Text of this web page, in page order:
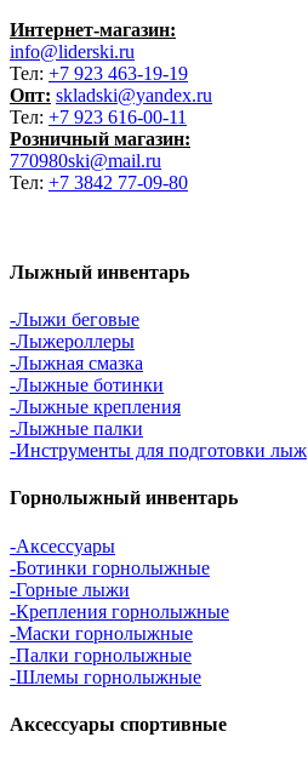
Интернет-магазин:
info@liderski.ru
Тел: +7 923 463-19-19
Опт: skladski@yandex.ru
Тел: +7 923 616-00-11
Розничный магазин:
770980ski@mail.ru
Тел: +7 3842 77-09-80
Лыжный инвентарь
-Лыжи беговые
-Лыжероллеры
-Лыжная смазка
-Лыжные ботинки
-Лыжные крепления
-Лыжные палки
-Инструменты для подготовки лыж
Горнолыжный инвентарь
-Аксессуары
-Ботинки горнолыжные
-Горные лыжи
-Крепления горнолыжные
-Маски горнолыжные
-Палки горнолыжные
-Шлемы горнолыжные
Аксессуары спортивные